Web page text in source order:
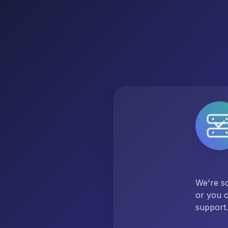
We're
or you
support.